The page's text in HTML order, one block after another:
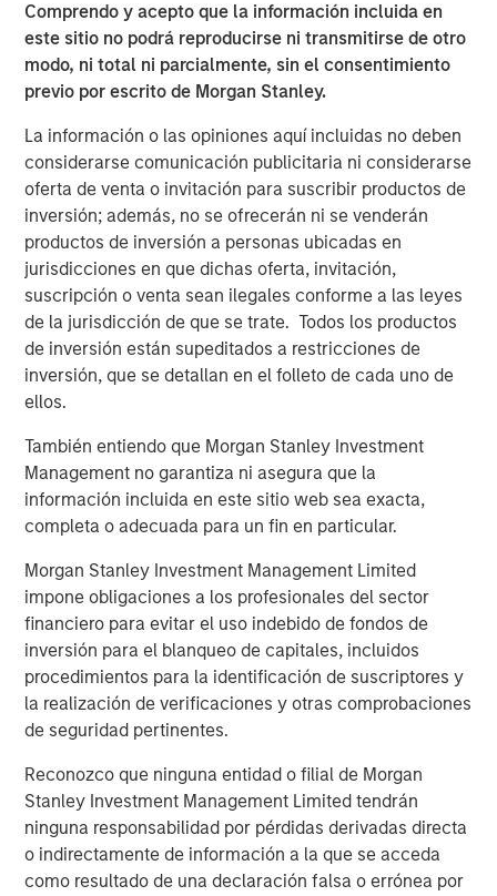
Comprendo y acepto que la información incluida en
este sitio no podrá reproducirse ni transmitirse de otro
modo, ni total ni parcialmente, sin el consentimiento
previo por escrito de Morgan Stanley.
La información o las opiniones aquí incluidas no deben
considerarse comunicación publicitaria ni considerarse
oferta de venta o invitación para suscribir productos de
inversión; además, no se ofrecerán ni se venderán
productos de inversión a personas ubicadas en
jurisdicciones en que dichas oferta, invitación,
suscripción o venta sean ilegales conforme a las leyes
de la jurisdicción de que se trate. Todos los productos
de inversión están supeditados a restricciones de
inversión, que se detallan en el folleto de cada uno de
ellos.
También entiendo que Morgan Stanley Investment
Management no garantiza ni asegura que la
información incluida en este sitio web sea exacta,
completa o adecuada para un fin en particular.
Morgan Stanley Investment Management Limited
impone obligaciones a los profesionales del sector
financiero para evitar el uso indebido de fondos de
inversión para el blanqueo de capitales, incluidos
procedimientos para la identificación de suscriptores y
la realización de verificaciones y otras comprobaciones
de seguridad pertinentes.
Reconozco que ninguna entidad o filial de Morgan
Stanley Investment Management Limited tendrán
ninguna responsabilidad por pérdidas derivadas directa
o indirectamente de información a la que se acceda
como resultado de una declaración falsa o errónea por
2025.
About Morgan Stanley Investment Management
Morgan Stanley Investment Management, together with
its investment advisory affiliates, has more than 1,400
investment professionals around the world and $1.6
trillion in assets under management or supervision as of
March 31, 2025. Morgan Stanley Investment Management
strives to provide outstanding long-term investment
performance, service, and a comprehensive suite of
investment management solutions to a diverse client
base, which includes governments, institutions,
corporations and individuals worldwide. For further
information about Morgan Stanley Investment
Management, please visit
About Morgan Stanley
Morgan Stanley (NYSE: MS) is a leading global financial
services firm providing a wide range of investment
banking, securities, wealth management and investment
management services. With offices in 42 countries, the
Firm's employees serve clients worldwide including
corporations, governments, institutions and individuals.
For more information about Morgan Stanley, please visit
www.morganstanley.com.
MSIM Spokesperson
Steve Sebo